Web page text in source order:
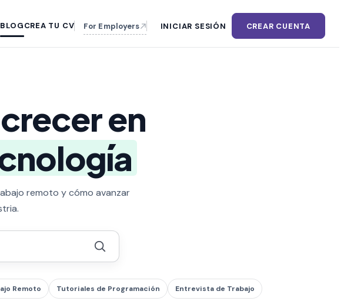
BLOGCREA TU CV For Employers INICIAR SESIÓN CREAR CUENTA
en
remoto y cómo avanzar
Remoto Tutoriales de Programación Entrevista de Trabajo